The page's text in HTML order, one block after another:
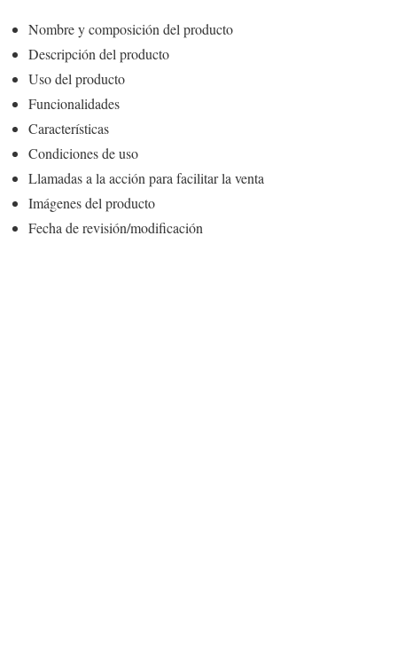
Nombre y composición del producto
Descripción del producto
Uso del producto
Funcionalidades
Características
Condiciones de uso
Llamadas a la acción para facilitar la venta
Imágenes del producto
Fecha de revisión/modificación